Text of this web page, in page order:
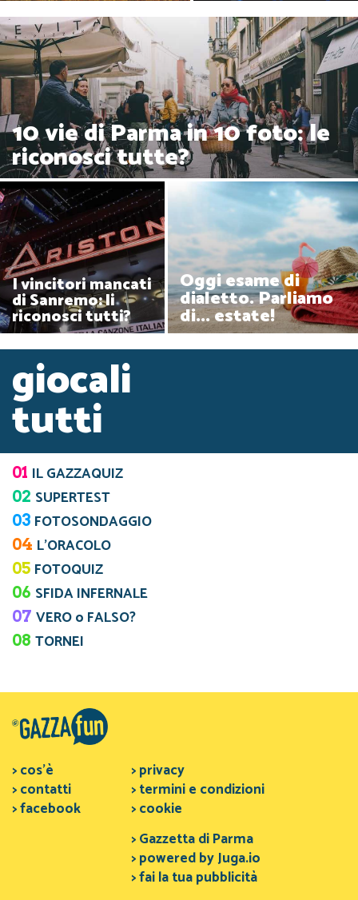
10 vie di Parma in 10 foto: le
riconosci tutte?
I vincitori mancati
di Sanremo: li
riconosci tutti?
Oggi esame di
dialetto. Parliamo
di... estate!
giocali
tutti
01 IL GAZZAQUIZ
02 SUPERTEST
03 FOTOSONDAGGIO
04 L’ORACOLO
05 FOTOQUIZ
06 SFIDA INFERNALE
07 VERO o FALSO?
08 TORNEI
> cos'è
> contatti
> facebook
> privacy
> termini e condizioni
> cookie
> Gazzetta di Parma
> powered by Juga.io
> fai la tua pubblicità